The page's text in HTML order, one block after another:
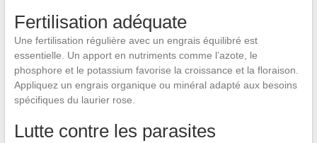
Fertilisation adéquate
Une fertilisation régulière avec un engrais équilibré est
essentielle. Un apport en nutriments comme l’azote, le
phosphore et le potassium favorise la croissance et la floraison.
Appliquez un engrais organique ou minéral adapté aux besoins
spécifiques du laurier rose.
Lutte contre les parasites